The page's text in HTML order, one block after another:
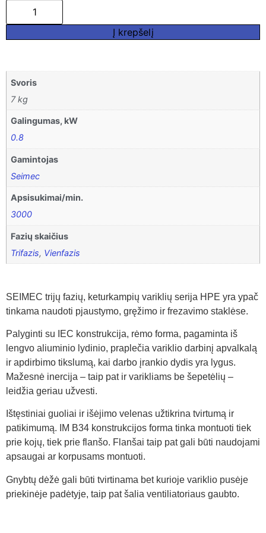
Į krepšelį
Svoris
7 kg
Galingumas, kW
0.8
Gamintojas
Seimec
Apsisukimai/min.
3000
Fazių skaičius
Trifazis, Vienfazis
SEIMEC trijų fazių, keturkampių variklių serija HPE yra ypač
tinkama naudoti pjaustymo, gręžimo ir frezavimo staklėse.
Palyginti su IEC konstrukcija, rėmo forma, pagaminta iš
lengvo aliuminio lydinio, praplečia variklio darbinį apvalkalą
ir apdirbimo tikslumą, kai darbo įrankio dydis yra lygus.
Mažesnė inercija – taip pat ir varikliams be šepetėlių –
leidžia geriau užvesti.
Ištęstiniai guoliai ir išėjimo velenas užtikrina tvirtumą ir
patikimumą.
IM B34 konstrukcijos forma tinka montuoti tiek
prie kojų, tiek prie flanšo. Flanšai taip pat gali būti naudojami
apsaugai ar korpusams montuoti.
Gnybtų dėžė gali būti tvirtinama bet kurioje variklio pusėje
priekinėje padėtyje, taip pat šalia ventiliatoriaus gaubto.